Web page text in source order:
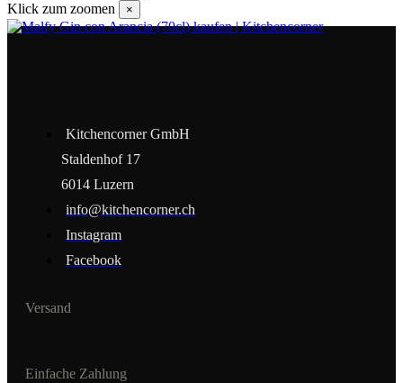
Klick zum zoomen ×
Kitchencorner GmbH
Staldenhof 17
6014 Luzern
info@kitchencorner.ch
Instagram
Facebook
Versand
Einfache Zahlung